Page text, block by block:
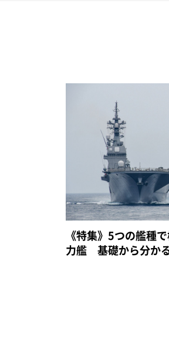
《特集》5つの艦種
力艦 基礎から分か